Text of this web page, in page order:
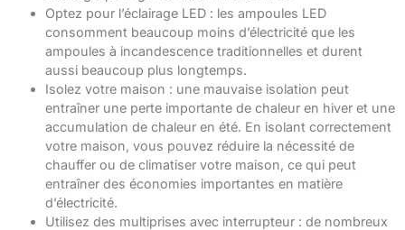
Optez pour l’éclairage LED : les ampoules LED
consomment beaucoup moins d’électricité que les
ampoules à incandescence traditionnelles et durent
aussi beaucoup plus longtemps.
Isolez votre maison : une mauvaise isolation peut
entraîner une perte importante de chaleur en hiver et une
accumulation de chaleur en été. En isolant correctement
votre maison, vous pouvez réduire la nécessité de
chauffer ou de climatiser votre maison, ce qui peut
entraîner des économies importantes en matière
d’électricité.
Utilisez des multiprises avec interrupteur : de nombreux